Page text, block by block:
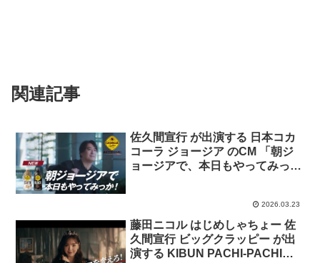
関連記事
佐久間宣行 が出演する 日本コカ
コーラ ジョージア のCM 「朝ジ
ョージアで、本日もやってみっ
2026.03.23
藤田ニコル はじめしゃちょー 佐
久間宣行 ビッグクラッピー が出
演する KIBUN PACHI-PACHI委